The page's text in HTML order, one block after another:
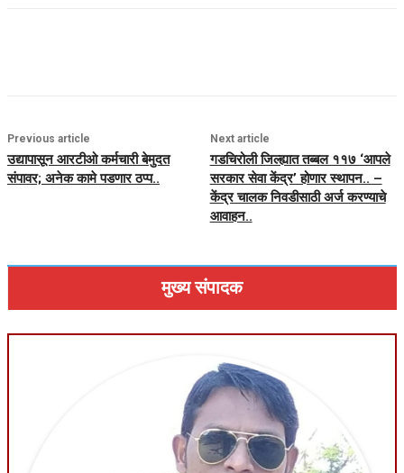
Previous article
उद्यापासून आरटीओ कर्मचारी बेमुदत
संपावर; अनेक कामे पडणार ठप्प..
Next article
गडचिरोली जिल्ह्यात तब्बल ११७ ‘आपले
सरकार सेवा केंद्र’ होणार स्थापन.. –
केंद्र चालक निवडीसाठी अर्ज करण्याचे
आवाहन..
मुख्य संपादक